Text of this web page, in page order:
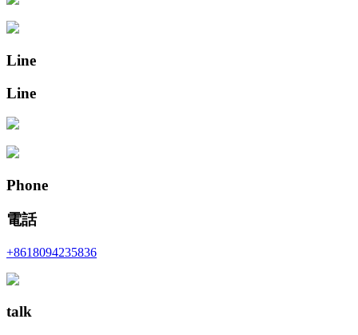
Line
Line
Phone
電話
+8618094235836
talk